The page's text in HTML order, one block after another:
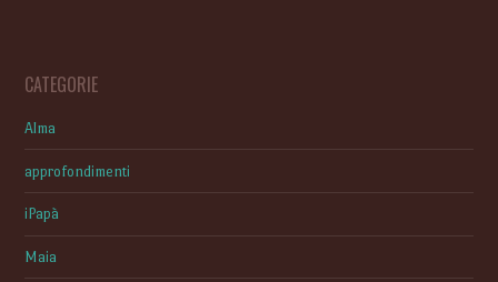
CATEGORIE
Alma
approfondimenti
iPapà
Maia